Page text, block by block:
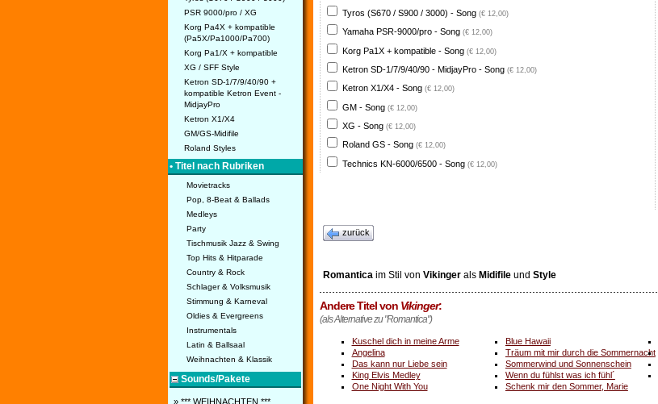
PSR 9000/pro / XG
Korg Pa4X + kompatible
(Pa5X/Pa1000/Pa700)
Korg Pa1/X + kompatible
XG / SFF Style
Ketron SD-1/7/9/40/90 +
kompatible Ketron Event -
MidjayPro
Ketron X1/X4
GM/GS-Midifile
Roland Styles
• Titel nach Rubriken
Movietracks
Pop, 8-Beat & Ballads
Medleys
Party
Tischmusik Jazz & Swing
Top Hits & Hitparade
Country & Rock
Schlager & Volksmusik
Stimmung & Karneval
Oldies & Evergreens
Instrumentals
Latin & Ballsaal
Weihnachten & Klassik
Sounds/Pakete
» *** WEIHNACHTEN ***
Tyros (S670 / S900 / 3000) - Song (€ 12,00)
Yamaha PSR-9000/pro - Song (€ 12,00)
Korg Pa1X + kompatible - Song (€ 12,00)
Ketron SD-1/7/9/40/90 - MidjayPro - Song (€ 12,00)
Ketron X1/X4 - Song (€ 12,00)
GM - Song (€ 12,00)
XG - Song (€ 12,00)
Roland GS - Song (€ 12,00)
Technics KN-6000/6500 - Song (€ 12,00)
zurück
Romanticaim Stil von Vikingerals Midifileund Style
Andere Titel von Vikinger:
(als Alternative zu "Romantica")
Kuschel dich in meine Arme Blue Hawaii
Angelina
Träum mit mir durch die Sommernacht
Das kann nur Liebe sein
Sommerwind und Sonnenschein
King Elvis Medley
Wenn du fühlst was ich fühl´
One Night With You
Schenk mir den Sommer, Marie